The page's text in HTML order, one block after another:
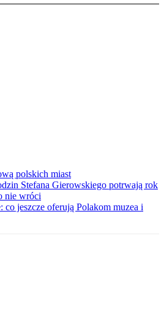
polskich miast
Stefana Gierowskiego potrwają rok
nie wróci
jeszcze oferują Polakom muzea i